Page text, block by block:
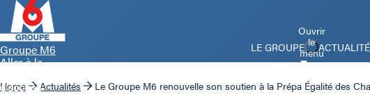
Groupe M6
Aller à la
d’accueil
LE GROUPE
Ouvrir
le
menu
Home Actualités Le Groupe M6 renouvelle son soutien à la Prépa Égalité des